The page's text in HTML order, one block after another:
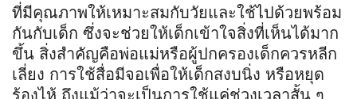
ที่มีคุณภาพให้เหมาะสมกับวัยและใช้ไปด้วยพร้อม
กันกับเด็ก ซึ่งจะช่วยให้เด็กเข้าใจสิ่งที่เห็นได้มาก
ขึ้น สิ่งสำคัญคือพ่อแม่หรือผู้ปกครองเด็กควรหลีก
เลี่ยง การใช้สื่อมีจอเพื่อให้เด็กสงบนิ่ง หรือหยุด
ร้องไห้ ถึงแม้ว่าจะเป็นการใช้แค่ช่วงเวลาสั้น ๆ